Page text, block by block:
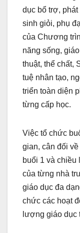
dục bổ trợ,
sinh giỏi, phụ
của Chương
năng sống,
thuật, thể chất,
tuệ nhân tạo,
triển toàn diện
từng cấp học.
Việc tổ chức
gian, cân đối
buổi 1 và
của từng nhà
giáo dục đa
chức các hoạt
lượng giáo dục